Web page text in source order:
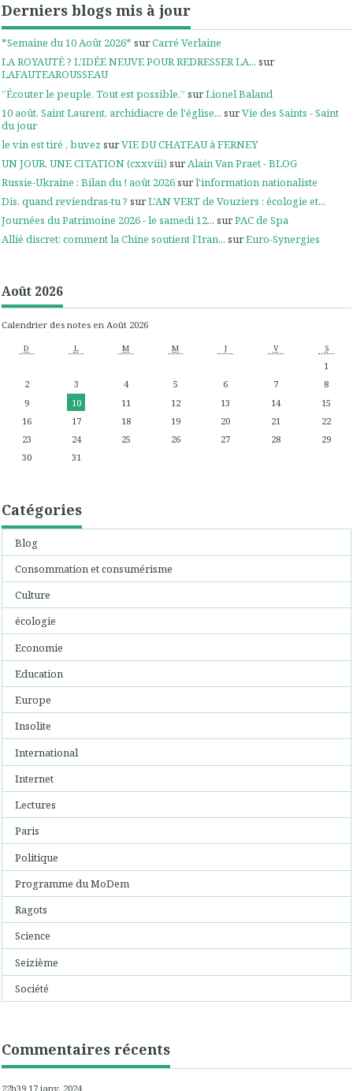
Derniers blogs mis à jour
*Semaine du 10 Août 2026* surCarré Verlaine
LA ROYAUTÉ ? L'IDÉE NEUVE POUR REDRESSER LA... sur
LAFAUTEAROUSSEAU
”Écouter le peuple. Tout est possible.” surLionel Baland
10 août. Saint Laurent, archidiacre de l'église... surVie des Saints - Saint
du jour
le vin est tiré , buvez surVIE DU CHATEAU à FERNEY
UN JOUR, UNE CITATION (cxxviii) surAlain Van Praet - BLOG
Russie-Ukraine : Bilan du ! août 2026surl'information nationaliste
Dis, quand reviendras-tu ? surL'AN VERT de Vouziers : écologie et...
Journées du Patrimoine 2026 - le samedi 12... surPAC de Spa
Allié discret: comment la Chine soutient l’Iran... surEuro-Synergies
Août 2026
Calendrier des notes en Août 2026
D L M M J V S
1
2
3 4 5 6 7
8
9
10 11 12 13 14
15
16
17 18 19 20 21
22
23
24 25 26 27 28
29
30
31
Catégories
Blog
Consommation et consumérisme
Culture
écologie
Economie
Education
Europe
Insolite
International
Internet
Lectures
Paris
Politique
Programme du MoDem
Ragots
Science
Seizième
Société
Commentaires récents
22h39 17 janv. 2024